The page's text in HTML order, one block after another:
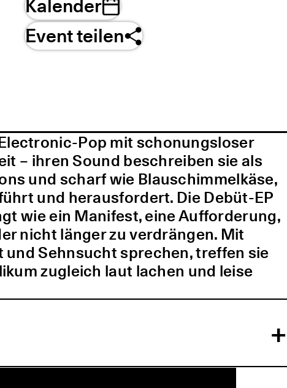
Kalender
Event teilen
Pop mit schonungsloser
– ihren Sound beschreiben sie als
und scharf wie Blauschimmelkäse,
und herausfordert. Die Debüt-EP
wie ein Manifest, eine Aufforderung,
nicht länger zu verdrängen. Mit
und Sehnsucht sprechen, treffen sie
zugleich laut lachen und leise